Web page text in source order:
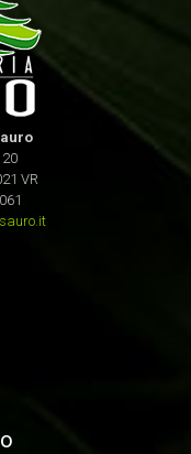
VR